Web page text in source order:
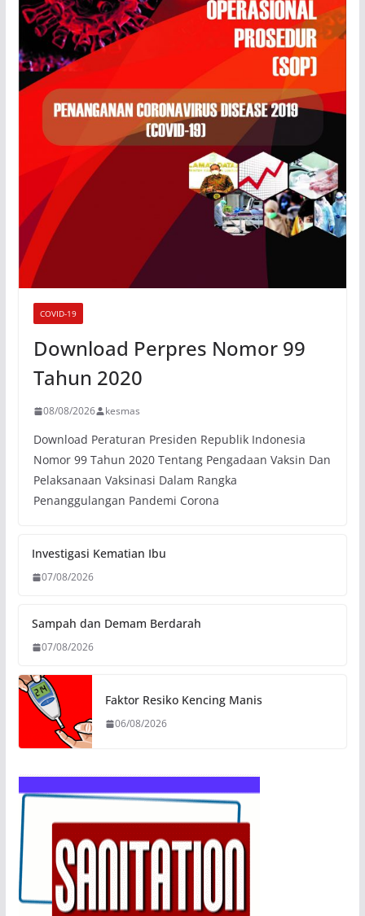
COVID-19
Download Perpres Nomor 99
Tahun 2020
08/08/2026 kesmas
Download Peraturan Presiden Republik Indonesia
Nomor 99 Tahun 2020 Tentang Pengadaan Vaksin Dan
Pelaksanaan Vaksinasi Dalam Rangka
Penanggulangan Pandemi Corona
Investigasi Kematian Ibu
07/08/2026
Sampah dan Demam Berdarah
07/08/2026
Faktor Resiko Kencing Manis
06/08/2026